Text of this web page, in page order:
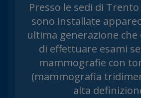
Presso le sedi di
sono installate
ultima generazione
di effettuare esami
mammografie con
(mammografia
alta